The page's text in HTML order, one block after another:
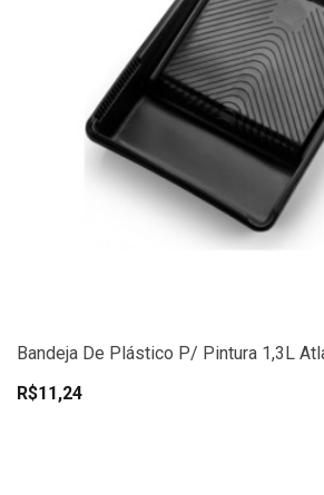
Bandeja De Plástico P/ Pintura 1,3L
R$11,24